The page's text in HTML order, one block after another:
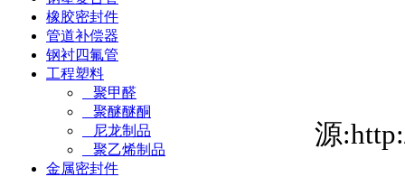
橡胶密封件
管道补偿器
钢衬四氟管
工程塑料
聚甲醛
聚醚醚酮
尼龙制品
聚乙烯制品
金属密封件
源